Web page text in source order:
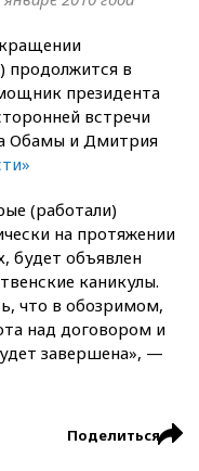
продолжится в
президента
встречи
Обамы и Дмитрия
(работали)
на протяжении
будет объявлен
каникулы.
что в обозримом,
над договором и
завершена», —
Поделиться